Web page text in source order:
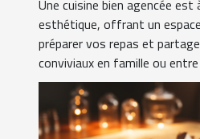
Une cuisine bien agencée
esthétique, offrant un
préparer vos repas et
conviviaux en famille ou